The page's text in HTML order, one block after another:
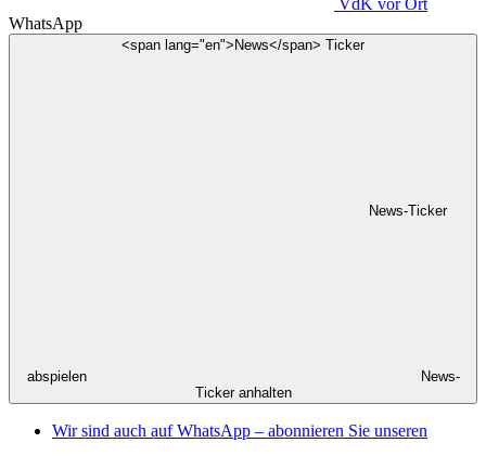
VdK vor Ort
WhatsApp
<span lang="en">News</span> Ticker
News-Ticker
abspielen
News-
Ticker anhalten
Wir sind auch auf WhatsApp – abonnieren Sie unseren